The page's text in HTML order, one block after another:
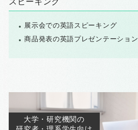
展示会での英語スピーキング
商品発表の英語プレゼンテーション
大学・研究機関の